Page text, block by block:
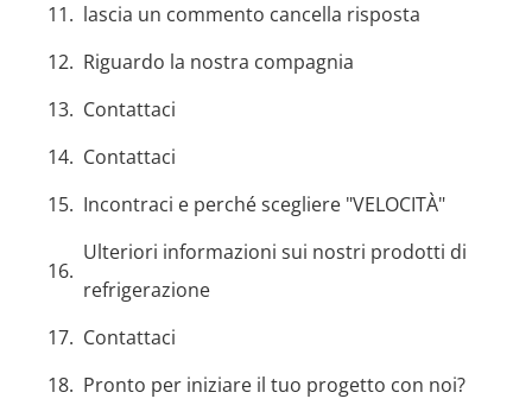
lascia un commento cancella risposta
Riguardo la nostra compagnia
Contattaci
Contattaci
Incontraci e perché scegliere "VELOCITÀ"
Ulteriori informazioni sui nostri prodotti di
refrigerazione
Contattaci
Pronto per iniziare il tuo progetto con noi?